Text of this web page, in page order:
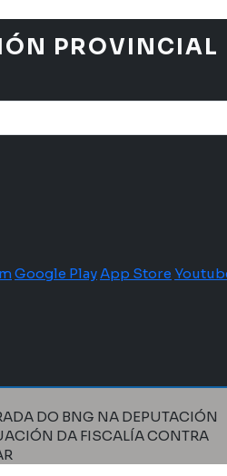
PROVINCIAL
Google PlayApp Store
DO BNG NA DEPUTACIÓN
DA FISCALÍA CONTRA